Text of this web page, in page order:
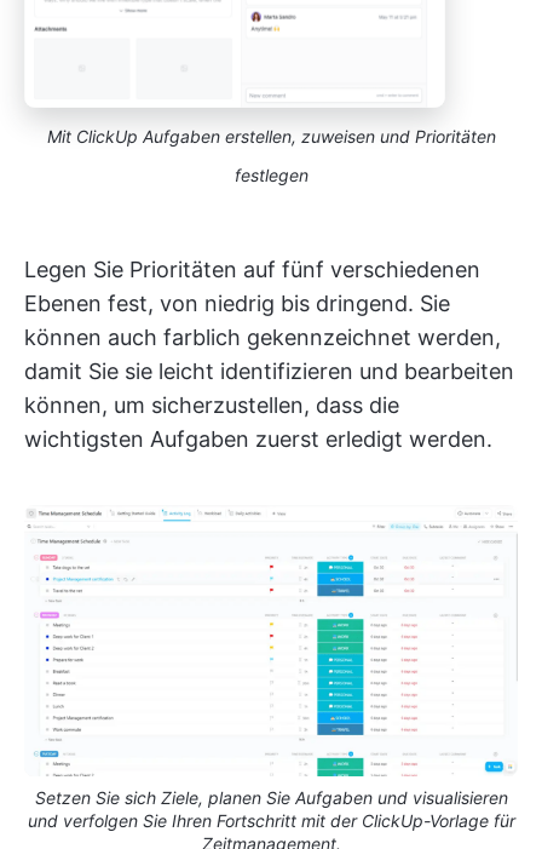
Mit ClickUp Aufgaben erstellen, zuweisen und Prioritäten
festlegen
Legen Sie Prioritäten auf fünf verschiedenen
Ebenen fest, von niedrig bis dringend. Sie
können auch farblich gekennzeichnet werden,
damit Sie sie leicht identifizieren und bearbeiten
können, um sicherzustellen, dass die
wichtigsten Aufgaben zuerst erledigt werden.
Setzen Sie sich Ziele, planen Sie Aufgaben und visualisieren
und verfolgen Sie Ihren Fortschritt mit der ClickUp-Vorlage für
Zeitmanagement.